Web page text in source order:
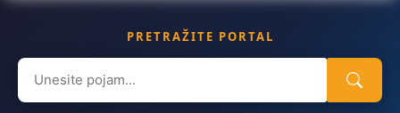
PRETRAŽITE PORTAL
Search
for: